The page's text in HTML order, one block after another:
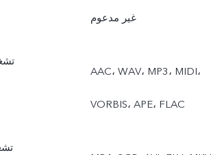
غير مدعوم
AAC، ‏WAV، ‏MP3، ‏MIDI،
‏VORBIS، ‏APE، ‏FLAC